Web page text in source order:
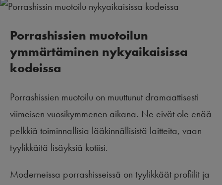
Porrashissien muotoilun
ymmärtäminen nykyaikaisissa
kodeissa
Porrashissien muotoilu on muuttunut dramaattisesti
viimeisen vuosikymmenen aikana. Ne eivät ole enää
pelkkiä toiminnallisia lääkinnällisistä laitteita, vaan
tyylikkäitä lisäyksiä kotiisi.
Moderneissa porrashisseissä on tyylikkäät profiilit ja